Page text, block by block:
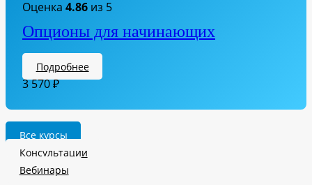
Оценка 4.86 из 5
Опционы для начинающих
Подробнее
3 570₽
Все курсы
Консультации
Вебинары